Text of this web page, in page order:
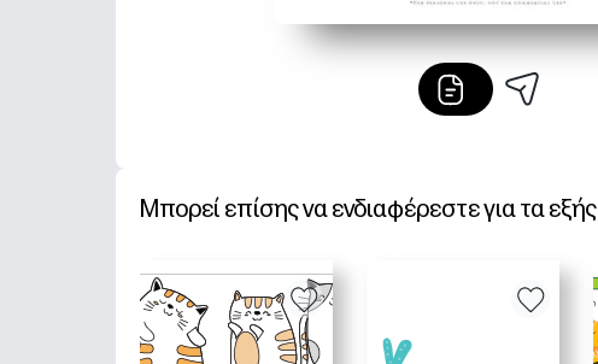
Μπορεί επίσης να ενδιαφέρεστε για τα εξής